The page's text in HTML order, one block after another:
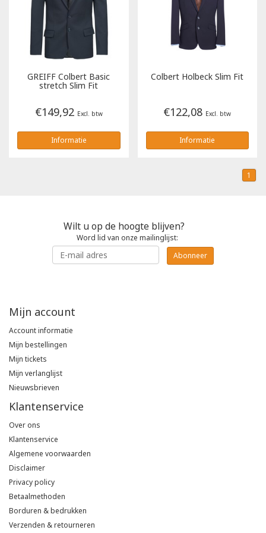
Poloshirts
T-shirts
Classic
DNA
DNA-Flex
Denim
Greiff
Grisport
Hydrowear
Portwest
GREIFF Colbert Basic
stretch Slim Fit
€149,92 Excl. btw
Informatie
Colbert Holbeck Slim Fit
€122,08 Excl. btw
Informatie
1
Wilt u op de hoogte blijven?
Word lid van onze mailinglijst:
Abonneer
Mijn account
Account informatie
Mijn bestellingen
Mijn tickets
Mijn verlanglijst
Nieuwsbrieven
Klantenservice
Over ons
Klantenservice
Algemene voorwaarden
Disclaimer
Privacy policy
Betaalmethoden
Borduren & bedrukken
Verzenden & retourneren